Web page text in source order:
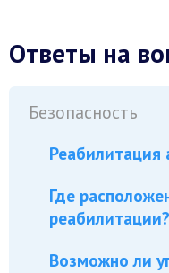
Ответы на
Безопасность
Реабилитация
Где
реабилитации?
Возможно ли